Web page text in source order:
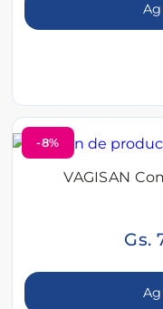
-8%
VAGISAN
Gs.